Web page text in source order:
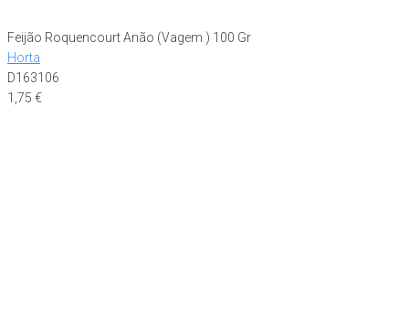
Feijão Roquencourt Anão (Vagem ) 100 Gr
Horta
D163106
1,75 €